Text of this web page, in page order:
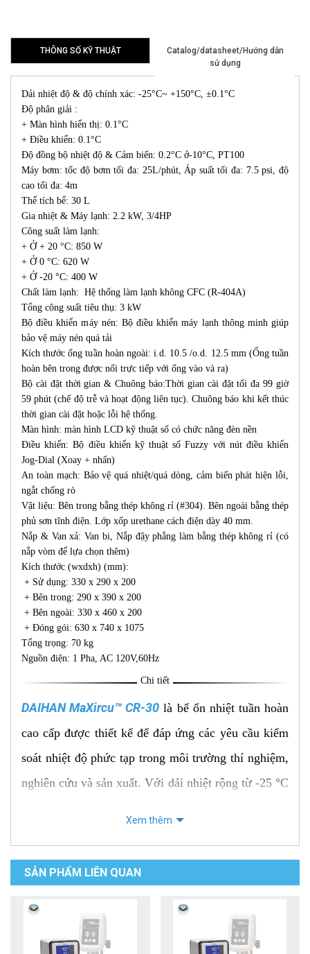
THÔNG SỐ KỸ THUẬT
Catalog/datasheet/Hướng dẫn
sử dụng
Dải nhiệt độ & độ chính xác: -25°C~ +150°C, ±0.1°C
Độ phân giải :
+ Màn hình hiển thị: 0.1°C
+ Điều khiển: 0.1°C
Độ đồng bộ nhiệt độ & Cảm biến: 0.2°C ở-10°C, PT100
Máy bơm: tốc độ bơm tối đa: 25L/phút, Áp suất tối đa: 7.5 psi, độ
cao tối đa: 4m
Thể tích bể: 30 L
Gia nhiệt & Máy lạnh: 2.2 kW, 3/4HP
Công suất làm lạnh:
+ Ở + 20 °C: 850 W
+ Ở 0 °C: 620 W
+ Ở -20 °C: 400 W
Chất làm lạnh: Hệ thống làm lạnh không CFC (R-404A)
Tổng công suất tiêu thụ: 3 kW
Bộ điều khiển máy nén: Bộ điều khiển máy lạnh thông minh giúp
bảo vệ máy nén quá tải
Kích thước ống tuần hoàn ngoài: i.d. 10.5 /o.d. 12.5 mm (Ống tuần
hoàn bên trong được nối trực tiếp với ống vào và ra)
Bộ cài đặt thời gian & Chuông báo:Thời gian cài đặt tối đa 99 giờ
59 phút (chế độ trễ và hoạt động liên tục). Chuông báo khi kết thúc
thời gian cài đặt hoặc lỗi hệ thống.
Màn hình: màn hình LCD kỹ thuật số có chức năng đèn nền
Điều khiển: Bộ điều khiển kỹ thuật số Fuzzy với nút điều khiển
Jog-Dial (Xoay + nhấn)
An toàn mạch: Bảo vệ quá nhiệt/quá dòng, cảm biến phát hiện lỗi,
ngắt chống rò
Vật liệu: Bên trong bằng thép không rỉ (#304). Bên ngoài bằng thép
phủ sơn tĩnh điện. Lớp xốp urethane cách điện dày 40 mm.
Nắp & Van xả: Van bi, Nắp đậy phẳng làm bằng thép không rỉ (có
nắp vòm để lựa chọn thêm)
Kích thước (wxdxh) (mm):
+ Sử dụng: 330 x 290 x 200
+ Bên trong: 290 x 390 x 200
+ Bên ngoài: 330 x 460 x 200
+ Đóng gói: 630 x 740 x 1075
Tổng trọng: 70 kg
Nguồn điện: 1 Pha, AC 120V,60Hz
Chi tiết
DAIHAN MaXircu™ CR-30 là bể ổn nhiệt tuần hoàn
cao cấp được thiết kế để đáp ứng các yêu cầu kiểm
soát nhiệt độ phức tạp trong môi trường thí nghiệm,
nghiên cứu và sản xuất. Với dải nhiệt rộng từ -25 °C
công nghệ tuần hoàn chất lỏng tiên tiến - lý tưởng
cho các quy trình phản ứng nhiệt, kiểm định chất
lượng và thử nghiệm vật liệu.
Xem thêm
SẢN PHẨM LIÊN QUAN